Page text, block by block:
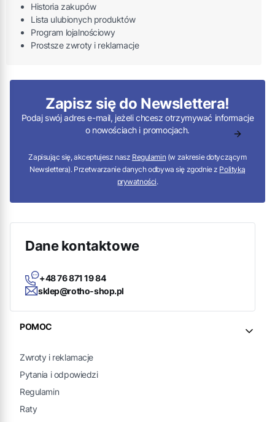
Historia zakupów
Lista ulubionych produktów
Program lojalnościowy
Prostsze zwroty i reklamacje
Zapisz się do Newslettera!
Podaj swój adres e-mail, jeżeli chcesz otrzymywać informacje
o nowościach i promocjach.
Zapisując się, akceptujesz nasz Regulamin (w zakresie dotyczącym
Newslettera). Przetwarzanie danych odbywa się zgodnie z Polityką
prywatności.
Dane kontaktowe
+48 76 871 19 84
sklep@rotho-shop.pl
Linki w stopce
POMOC
Zwroty i reklamacje
Pytania i odpowiedzi
Regulamin
Raty